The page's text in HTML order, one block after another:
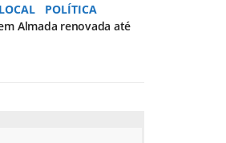
POLÍTICA
Almada renovada até